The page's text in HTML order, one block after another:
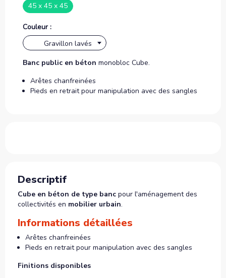
45 x 45 x 45
Couleur :
Gravillon lavés
Banc public en béton monobloc Cube.
Arêtes chanfreinées
Pieds en retrait pour manipulation avec des sangles
Descriptif
Cube en béton de type banc pour l'aménagement des
collectivités en mobilier urbain.
Informations détaillées
Arêtes chanfreinées
Pieds en retrait pour manipulation avec des sangles
Finitions disponibles